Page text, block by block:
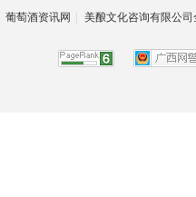
葡萄酒资讯网 美酿文化咨询有限公司